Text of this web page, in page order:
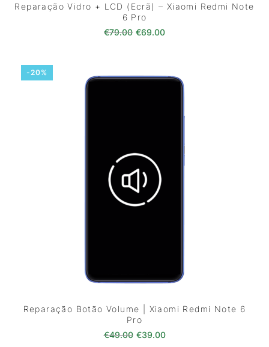
Reparação Vidro + LCD (Ecrã) – Xiaomi Redmi Note
6 Pro
€79.00 O preço original era: €79.00.
€69.00O preço atual é:
-20%
Reparação Botão Volume | Xiaomi Redmi Note 6
Pro
€49.00 O preço original era: €49.00.
€39.00O preço atual é: